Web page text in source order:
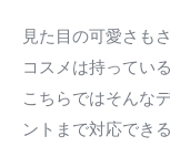
見た目の可愛さも
コスメは持ってい
こちらではそんな
ントまで対応でき